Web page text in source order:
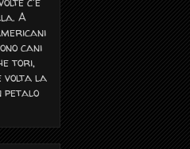
A
cani
tori,
volta la
petalo